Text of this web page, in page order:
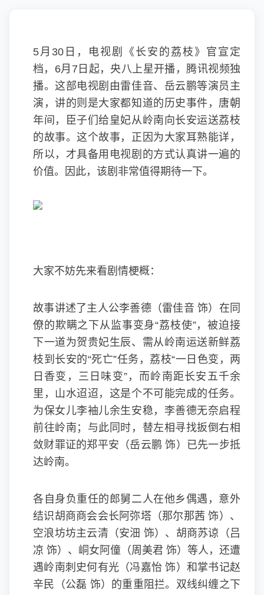
5月30日，电视剧《 长安的荔枝 》官宣定
档，6月7日起，央八上星开播，腾讯视频独
播。这部电视剧由雷佳音、岳云鹏等演员主
演，讲的则是大家都知道的历史事件，唐朝
年间，臣子们给皇妃从岭南向长安运送荔枝
的故事。这个故事，正因为大家耳熟能详，
所以，才具备用电视剧的方式认真讲一遍的
价值。因此，该剧非常值得期待一下。
大家不妨先来看剧情梗概：
故事讲述了主人公李善德（雷佳音 饰）在同
僚的欺瞒之下从监事变身“荔枝使”，被迫接
下一道为贺贵妃生辰、需从岭南运送新鲜荔
枝到长安的“死亡”任务，荔枝“一日色变，两
日香变，三日味变”，而岭南距长安五千余
里，山水迢迢，这是个不可能完成的任务。
为保女儿李袖儿余生安稳，李善德无奈启程
前往岭南；与此同时，替左相寻找扳倒右相
敛财罪证的郑平安（岳云鹏 饰）已先一步抵
达岭南。
各自身负重任的郎舅二人在他乡偶遇，意外
结识胡商商会会长阿弥塔（那尔那茜 饰）、
空浪坊坊主云清（安沺 饰）、胡商苏谅（吕
凉 饰）、峒女阿僮（周美君 饰）等人，还遭
遇岭南刺史何有光（冯嘉怡 饰）和掌书记赵
辛民（公磊 饰）的重重阻拦。双线纠缠之下